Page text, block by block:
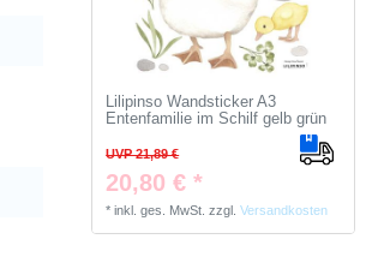
Lilipinso Wandsticker A3
Entenfamilie im Schilf gelb grün
UVP 21,89 €
20,80 € *
*inkl. ges. MwSt. zzgl.Versandkosten